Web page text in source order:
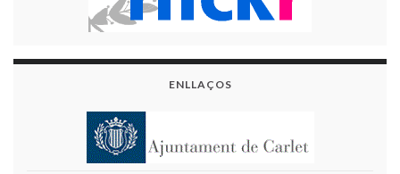
ENLLAÇOS